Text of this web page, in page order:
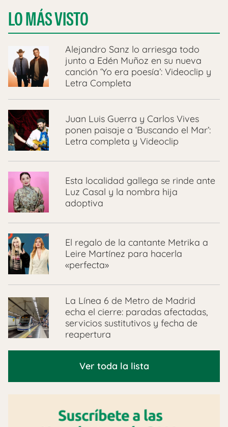
LO MÁS VISTO
Alejandro Sanz lo arriesga todo
junto a Edén Muñoz en su nueva
canción ‘Yo era poesía’: Videoclip y
Letra Completa
Juan Luis Guerra y Carlos Vives
ponen paisaje a ‘Buscando el Mar’:
Letra completa y Videoclip
Esta localidad gallega se rinde ante
Luz Casal y la nombra hija
adoptiva
El regalo de la cantante Metrika a
Leire Martínez para hacerla
«perfecta»
La Línea 6 de Metro de Madrid
echa el cierre: paradas afectadas,
servicios sustitutivos y fecha de
reapertura
Ver toda la lista